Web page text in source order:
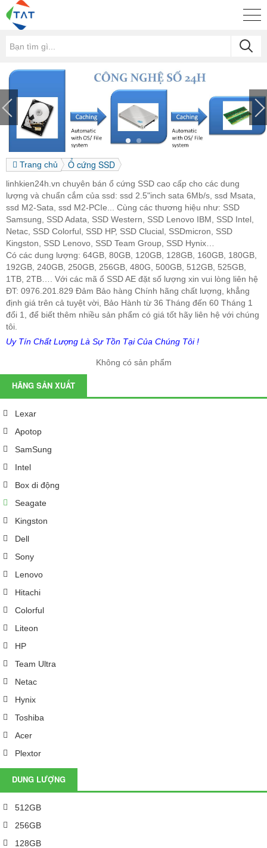
Trang chủ Ổ cứng SSD
linhkien24h.vn chuyên bán ổ cứng SSD cao cấp cho các dung
lượng và chuẩn cắm của ssd: ssd 2.5"inch sata 6Mb/s, ssd Msata,
ssd M2-Sata, ssd M2-PCIe... Cùng các thương hiệu như: SSD
Samsung, SSD Adata, SSD Western, SSD Lenovo IBM, SSD Intel,
Netac, SSD Colorful, SSD HP, SSD Clucial, SSDmicron, SSD
Kingston, SSD Lenovo, SSD Team Group, SSD Hynix…
Có các dung lượng: 64GB, 80GB, 120GB, 128GB, 160GB, 180GB,
192GB, 240GB, 250GB, 256GB, 480G, 500GB, 512GB, 525GB,
1TB, 2TB…. Với các mã ổ SSD AE đặt số lượng xin vui lòng liên hệ
ĐT: 0976.201.829 Đảm Bảo hàng Chính hãng chất lượng, khẳng
định giá trên cả tuyệt vời, Bảo Hành từ 36 Tháng đến 60 Tháng 1
đổi 1, để biết thêm nhiều sản phẩm có giá tốt hãy liên hệ với chúng
tôi.
Uy Tín Chất Lượng Là Sự Tồn Tại Của Chúng Tôi !
Không có sản phẩm
HÃNG SẢN XUẤT
Lexar
Apotop
SamSung
Intel
Box di động
Seagate
Kingston
Dell
Sony
Lenovo
Hitachi
Colorful
Liteon
HP
Team Ultra
Netac
Hynix
Toshiba
Acer
Plextor
DUNG LƯỢNG
512GB
256GB
128GB